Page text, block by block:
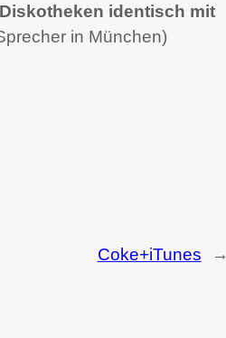
identisch mit
in München)
Coke+iTunes →